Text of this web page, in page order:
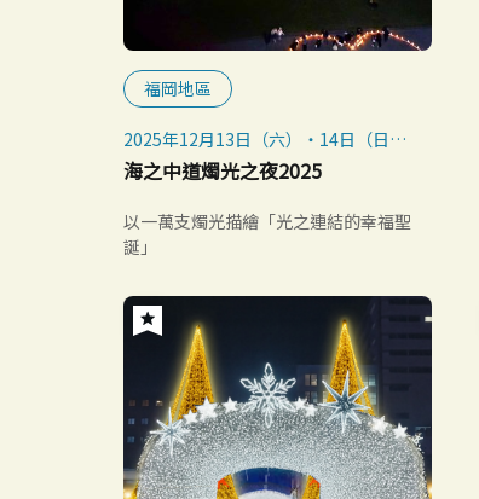
福岡地區
2025年12月13日（六）・14日（日）
2025年12月20日（六）・21日（日）
※惡劣天氣時活動取消
海之中道燭光之夜2025
以一萬支燭光描繪「光之連結的幸福聖
誕」